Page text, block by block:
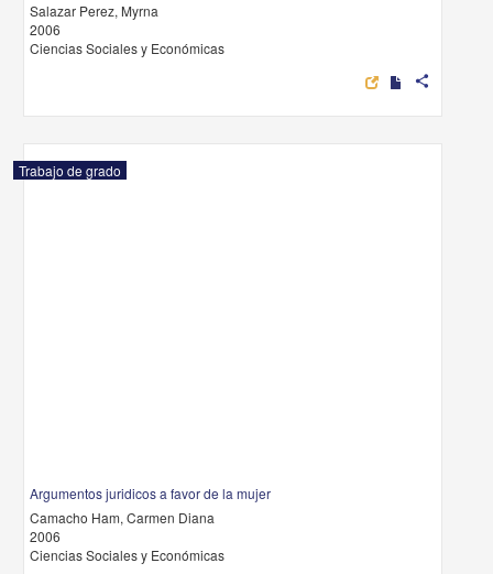
Salazar Perez, Myrna
2006
Ciencias Sociales y Económicas
share
Trabajo de grado
Argumentos juridicos a favor de la mujer
Camacho Ham, Carmen Diana
2006
Ciencias Sociales y Económicas